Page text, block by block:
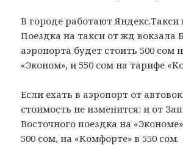
В городе работают Яндекс.Такси
Поездка на такси от жд вокзала
аэропорта будет стоить 500 сом
«Эконом», и 550 сом на тарифе
Если ехать в аэропорт от
стоимость не изменится: и от
Восточного поездка на
500 сом, на «Комфорте» в 550 сом.